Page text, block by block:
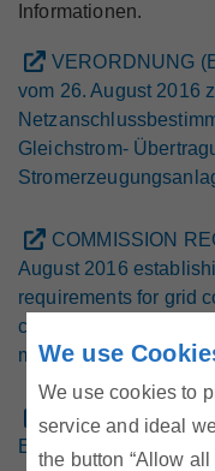
We use
We use cookies to
service and ideal
the button “Allow
Informationen.
VERORDNUNG
vom 26. August 2016
Gleichstrom-
COMMISSION
August 2016
requirements for grid
current systems and
module
ENTSO-E